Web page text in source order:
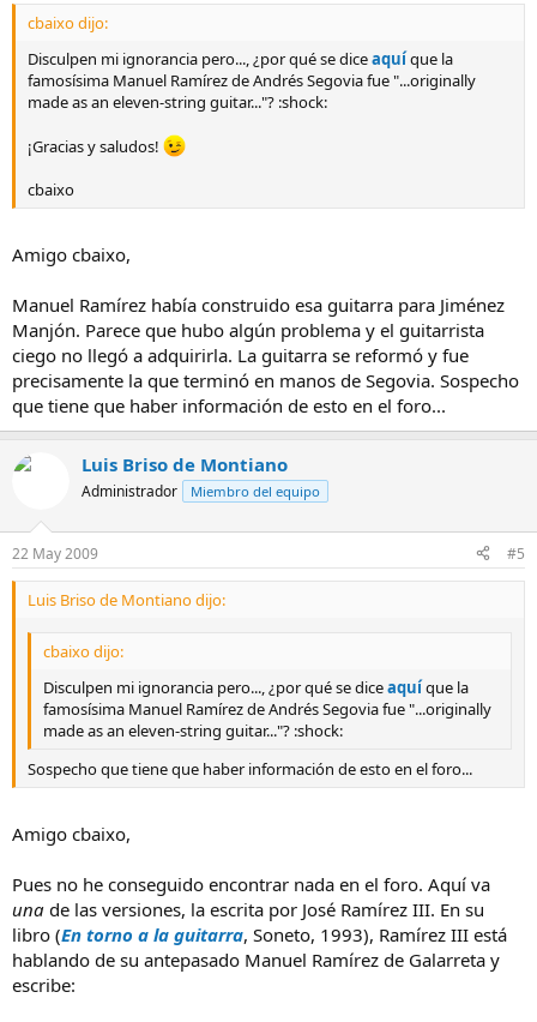
cbaixo dijo:
Disculpen mi ignorancia pero..., ¿por qué se diceaquíque la
famosísima Manuel Ramírez de Andrés Segovia fue "...originally
made as an eleven-string guitar..."? :shock:
¡Gracias y saludos!
cbaixo
Amigo cbaixo,
Manuel Ramírez había construido esa guitarra para Jiménez
Manjón. Parece que hubo algún problema y el guitarrista
ciego no llegó a adquirirla. La guitarra se reformó y fue
precisamente la que terminó en manos de Segovia. Sospecho
que tiene que haber información de esto en el foro...
Luis Briso de Montiano
Administrador Miembro del equipo
22 May 2009 #5
Luis Briso de Montiano dijo:
cbaixo dijo:
Disculpen mi ignorancia pero..., ¿por qué se diceaquíque la
famosísima Manuel Ramírez de Andrés Segovia fue "...originally
made as an eleven-string guitar..."? :shock:
Sospecho que tiene que haber información de esto en el foro...
Amigo cbaixo,
Pues no he conseguido encontrar nada en el foro. Aquí va
una de las versiones, la escrita por José Ramírez III. En su
libro (En torno a la guitarra, Soneto, 1993), Ramírez III está
hablando de su antepasado Manuel Ramírez de Galarreta y
escribe: